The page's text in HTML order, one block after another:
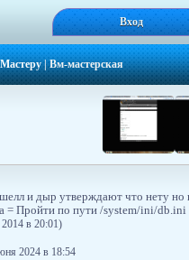
Вход
|Вм-мастерская
и дыр утверждают что нету
= Пройти по пути /system/ini/db.ini
в 20:01)
2024 в 18:54